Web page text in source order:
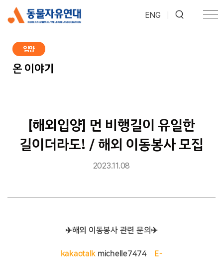
ENG
입양
온 이야기
[해외입양] 먼 비행길이 유일한
길이더라도! / 해외 이동봉사 모집
2023.11.08
✈️해외 이동봉사 관련 문의 ✈️
kakaotalk michelle7474 E-